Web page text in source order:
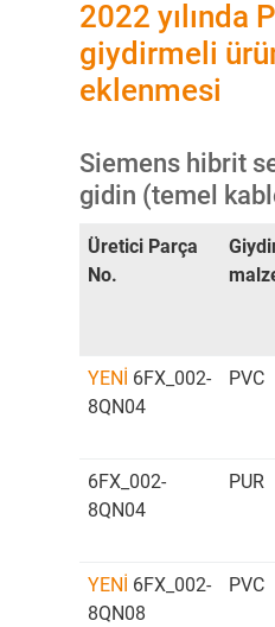
2022 yılında
giydirmeli
eklenmesi
Siemens hibrit
gidin (temel
Üretici Parça
No.
YENİ 6FX_002-
8QN04
PVC
6FX_002-
8QN04
PUR
YENİ 6FX_002-
8QN08
PVC